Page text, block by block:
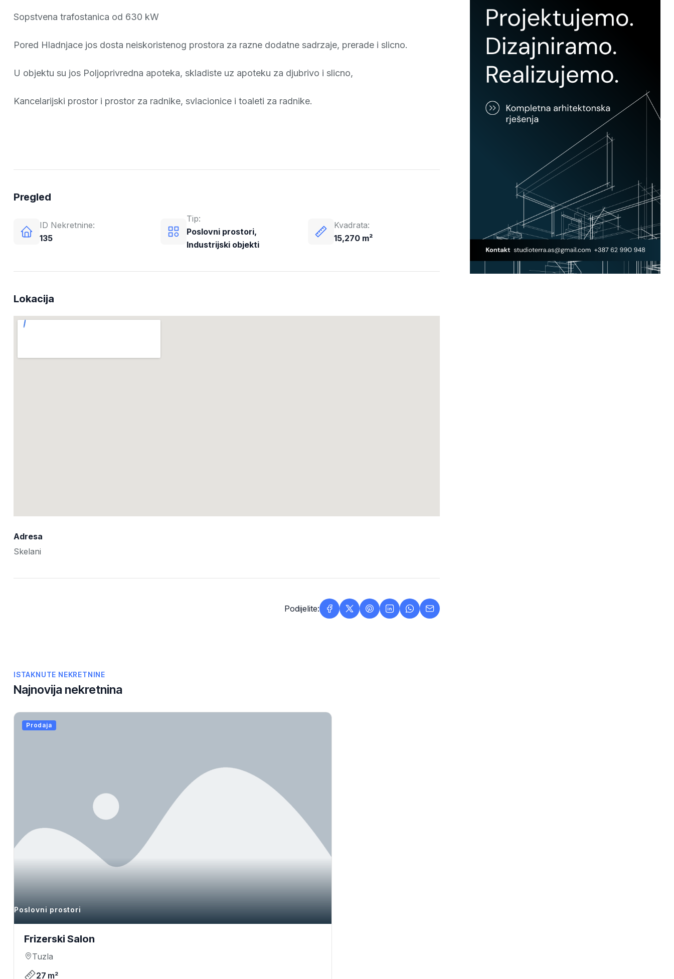
Sopstvena trafostanica od 630 kW
Pored Hladnjace jos dosta neiskoristenog prostora za razne dodatne sadrzaje, prerade i slicno.
U objektu su jos Poljoprivredna apoteka, skladiste uz apoteku za djubrivo i slicno,
Kancelarijski prostor i prostor za radnike, svlacionice i toaleti za radnike.
Pregled
ID Nekretnine:
135
Tip:
Poslovni prostori,
Industrijski objekti
Kvadrata:
15,270 m²
Lokacija
Adresa
Skelani
Podijelite:
ISTAKNUTE NEKRETNINE
Najnovija nekretnina
Prodaja
Poslovni prostori
Frizerski Salon
Tuzla
27 m²